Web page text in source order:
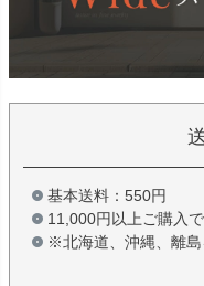
基本送料：550円
11,000円以上ご購入
※北海道、沖縄、離島